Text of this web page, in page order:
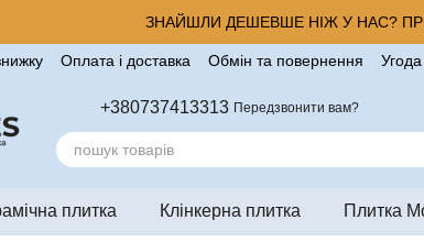
ЗНАЙШЛИ ДЕШЕВШЕ НІЖ У НАС?
Оплата і доставка Обмін та повернення
+380737413313 Передзвонити вам?
плитка Клінкерна плитка Плитка